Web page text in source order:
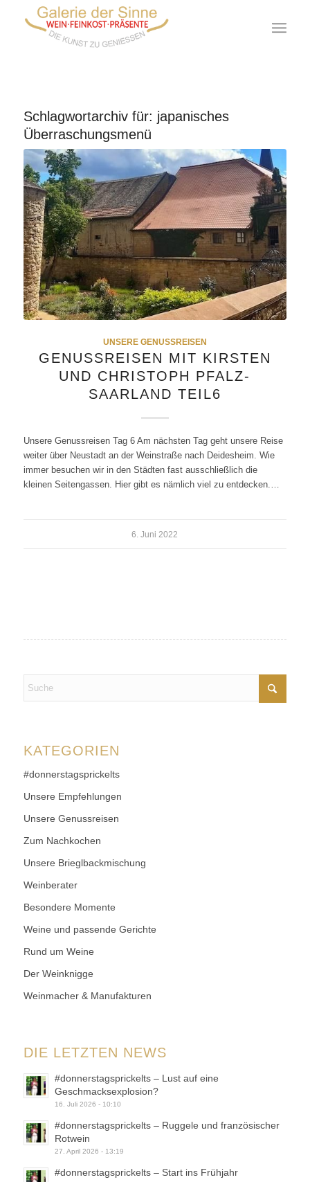
Schlagwortarchiv für: japanisches
Überraschungsmenü
UNSERE GENUSSREISEN
GENUSSREISEN MIT KIRSTEN
UND CHRISTOPH PFALZ-
SAARLAND TEIL6
Unsere Genussreisen Tag 6 Am nächsten Tag geht unsere Reise
weiter über Neustadt an der Weinstraße nach Deidesheim. Wie
immer besuchen wir in den Städten fast ausschließlich die
kleinen Seitengassen. Hier gibt es nämlich viel zu entdecken.…
6. Juni 2022
KATEGORIEN
#donnerstagsprickelts
Unsere Empfehlungen
Unsere Genussreisen
Zum Nachkochen
Unsere Brieglbackmischung
Weinberater
Besondere Momente
Weine und passende Gerichte
Rund um Weine
Der Weinknigge
Weinmacher & Manufakturen
DIE LETZTEN NEWS
#donnerstagsprickelts – Lust auf eine
Geschmacksexplosion?
16. Juli 2026 - 10:10
#donnerstagsprickelts – Ruggele und französischer
Rotwein
27. April 2026 - 13:19
#donnerstagsprickelts – Start ins Frühjahr